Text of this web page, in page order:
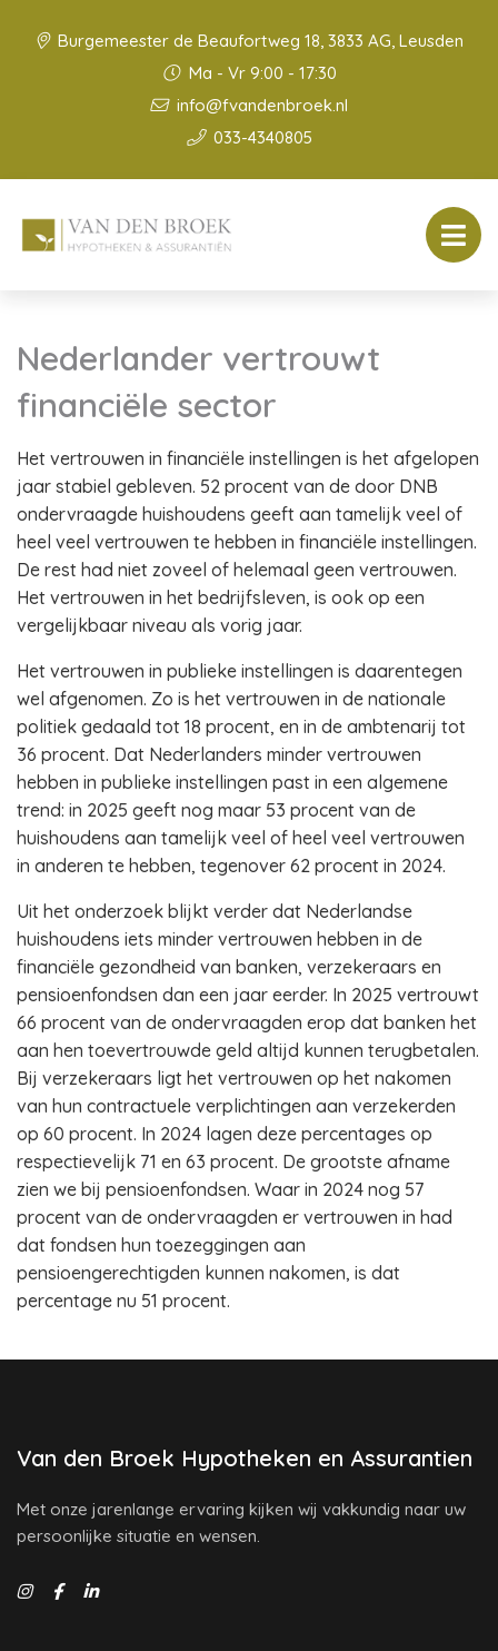
Burgemeester de Beaufortweg 18, 3833 AG, Leusden
Ma - Vr 9:00 - 17:30
info@fvandenbroek.nl
033-4340805
Nederlander vertrouwt
financiële sector
Het vertrouwen in financiële instellingen is het afgelopen
jaar stabiel gebleven. 52 procent van de door DNB
ondervraagde huishoudens geeft aan tamelijk veel of
heel veel vertrouwen te hebben in financiële instellingen.
De rest had niet zoveel of helemaal geen vertrouwen.
Het vertrouwen in het bedrijfsleven, is ook op een
vergelijkbaar niveau als vorig jaar.
Het vertrouwen in publieke instellingen is daarentegen
wel afgenomen. Zo is het vertrouwen in de nationale
politiek gedaald tot 18 procent, en in de ambtenarij tot
36 procent. Dat Nederlanders minder vertrouwen
hebben in publieke instellingen past in een algemene
trend: in 2025 geeft nog maar 53 procent van de
huishoudens aan tamelijk veel of heel veel vertrouwen
in anderen te hebben, tegenover 62 procent in 2024.
Uit het onderzoek blijkt verder dat Nederlandse
huishoudens iets minder vertrouwen hebben in de
financiële gezondheid van banken, verzekeraars en
pensioenfondsen dan een jaar eerder. In 2025 vertrouwt
66 procent van de ondervraagden erop dat banken het
aan hen toevertrouwde geld altijd kunnen terugbetalen.
Bij verzekeraars ligt het vertrouwen op het nakomen
van hun contractuele verplichtingen aan verzekerden
op 60 procent. In 2024 lagen deze percentages op
respectievelijk 71 en 63 procent. De grootste afname
zien we bij pensioenfondsen. Waar in 2024 nog 57
procent van de ondervraagden er vertrouwen in had
dat fondsen hun toezeggingen aan
pensioengerechtigden kunnen nakomen, is dat
percentage nu 51 procent.
Van den Broek Hypotheken en Assurantien
Met onze jarenlange ervaring kijken wij vakkundig naar uw
persoonlijke situatie en wensen.